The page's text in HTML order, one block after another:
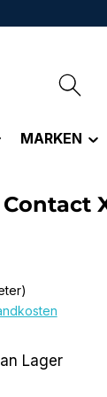
MARKEN
Lager